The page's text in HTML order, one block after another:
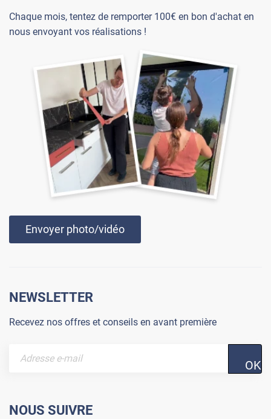
Chaque mois, tentez de remporter 100€ en bon d'achat en
nous envoyant vos réalisations !
Envoyer photo/vidéo
NEWSLETTER
Recevez nos offres et conseils en avant première
OK
NOUS SUIVRE